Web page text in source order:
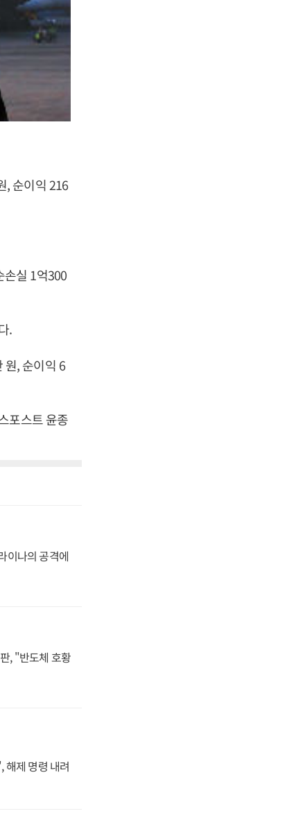
, 순이익 216
손실 1억300
.
원, 순이익 6
포스트 윤종
이나의 공격에
, "반도체 호황
해제 명령 내려